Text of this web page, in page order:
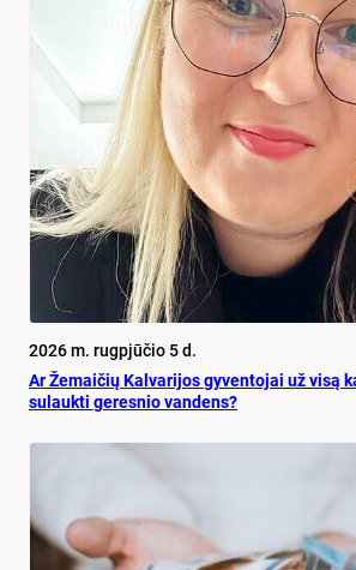
2026 m. rugpjūčio 5 d.
Ar Že­mai­čių Kal­va­ri­jos gy­ven­to­jai už vi­są
su­lauk­ti ge­res­nio van­dens?